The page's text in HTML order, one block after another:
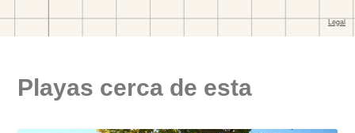
Playas cerca de esta